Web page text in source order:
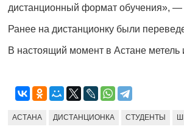
дистанционный формат обучения», —
Ранее на дистанционку были
В настоящий момент в Астане метель
АСТАНА ДИСТАНЦИОНКА СТУДЕНТЫ
17.10.2024 17:00 29972
Дарига